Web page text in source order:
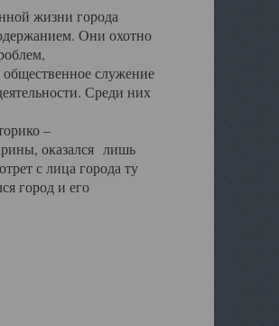
жизни города
Они охотно
служение
Среди них
–
оказался лишь
с лица города ту
город и его